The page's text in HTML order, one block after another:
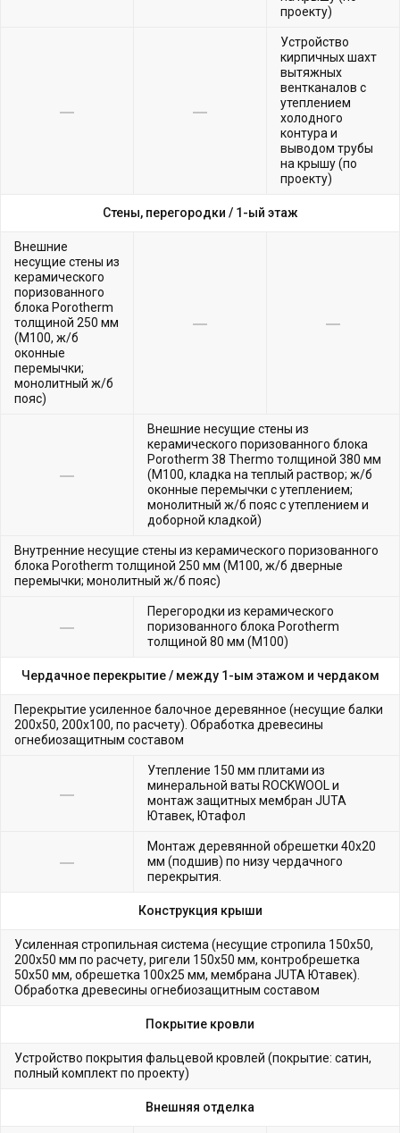
проекту)
Устройство
кирпичных шахт
вытяжных
вентканалов с
утеплением
холодного
контура и
выводом трубы
на крышу (по
проекту)
Стены, перегородки / 1-ый этаж
Внешние
несущие стены из
керамического
поризованного
блока Porotherm
толщиной 250 мм
(М100, ж/б
оконные
перемычки;
монолитный ж/б
пояс)
Внешние несущие стены из
керамического поризованного блока
Porotherm 38 Thermo толщиной 380 мм
(М100, кладка на теплый раствор; ж/б
оконные перемычки с утеплением;
монолитный ж/б пояс с утеплением и
доборной кладкой)
Внутренние несущие стены из керамического поризованного
блока Porotherm толщиной 250 мм (М100, ж/б дверные
перемычки; монолитный ж/б пояс)
Перегородки из керамического
поризованного блока Porotherm
толщиной 80 мм (М100)
Чердачное перекрытие / между 1-ым этажом и чердаком
Перекрытие усиленное балочное деревянное (несущие балки
200х50, 200х100, по расчету). Обработка древесины
огнебиозащитным составом
Утепление 150 мм плитами из
минеральной ваты ROCKWOOL и
монтаж защитных мембран JUTA
Ютавек, Ютафол
Монтаж деревянной обрешетки 40х20
мм (подшив) по низу чердачного
перекрытия.
Конструкция крыши
Усиленная стропильная система (несущие стропила 150х50,
200х50 мм по расчету, ригели 150х50 мм, контробрешетка
50х50 мм, обрешетка 100х25 мм, мембрана JUTA Ютавек).
Обработка древесины огнебиозащитным составом
Покрытие кровли
Устройство покрытия фальцевой кровлей (покрытие: сатин,
полный комплект по проекту)
Внешняя отделка